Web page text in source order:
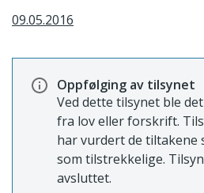
09.05.2016
Oppfølging av tilsynet
Ved dette tilsynet ble
fra lov eller forskrift.
har vurdert de tiltakene
som tilstrekkelige.
avsluttet.